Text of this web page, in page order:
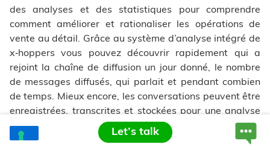
des analyses et des statistiques pour comprendre
comment améliorer et rationaliser les opérations de
vente au détail. Grâce au système d’analyse intégré de
x‑hoppers vous pouvez découvrir rapidement qui a
rejoint la chaîne de diffusion un jour donné, le nombre
de messages diffusés, qui parlait et pendant combien
de temps. Mieux encore, les conversations peuvent être
enregistrées, transcrites et stockées pour une analyse
plus approfondie.
Let’s talk